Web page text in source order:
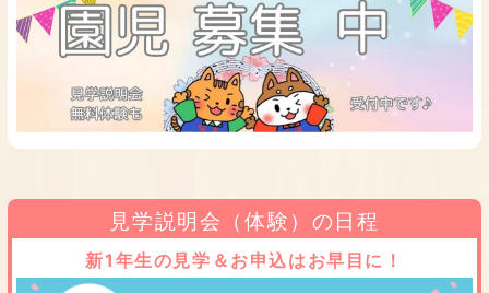
見学説明会（体験）の日程
新1年生の見学＆お申込はお早目に！